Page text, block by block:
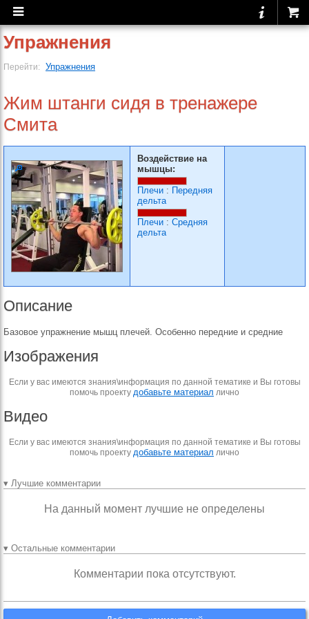
Упражнения
Перейти: Упражнения
Жим штанги сидя в тренажере
Смита
Воздействие на
мышцы:
Плечи : Передняя
дельта
Плечи : Средняя
дельта
Описание
Базовое упражнение мышц плечей. Особенно передние и средние
Изображения
Если у вас имеются знания\информация по данной тематике и Вы готовы
помочь проекту добавьте материал лично
Видео
Если у вас имеются знания\информация по данной тематике и Вы готовы
помочь проекту добавьте материал лично
▾ Лучшие комментарии
На данный момент лучшие не определены
▾ Остальные комментарии
Комментарии пока отсутствуют.